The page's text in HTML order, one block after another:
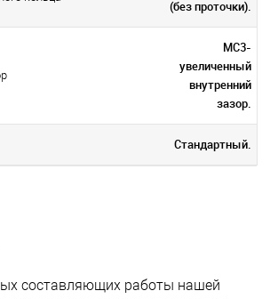
(без проточки).
MC3-
увеличенный
внутренний
зазор.
Стандартный.
составляющих работы нашей